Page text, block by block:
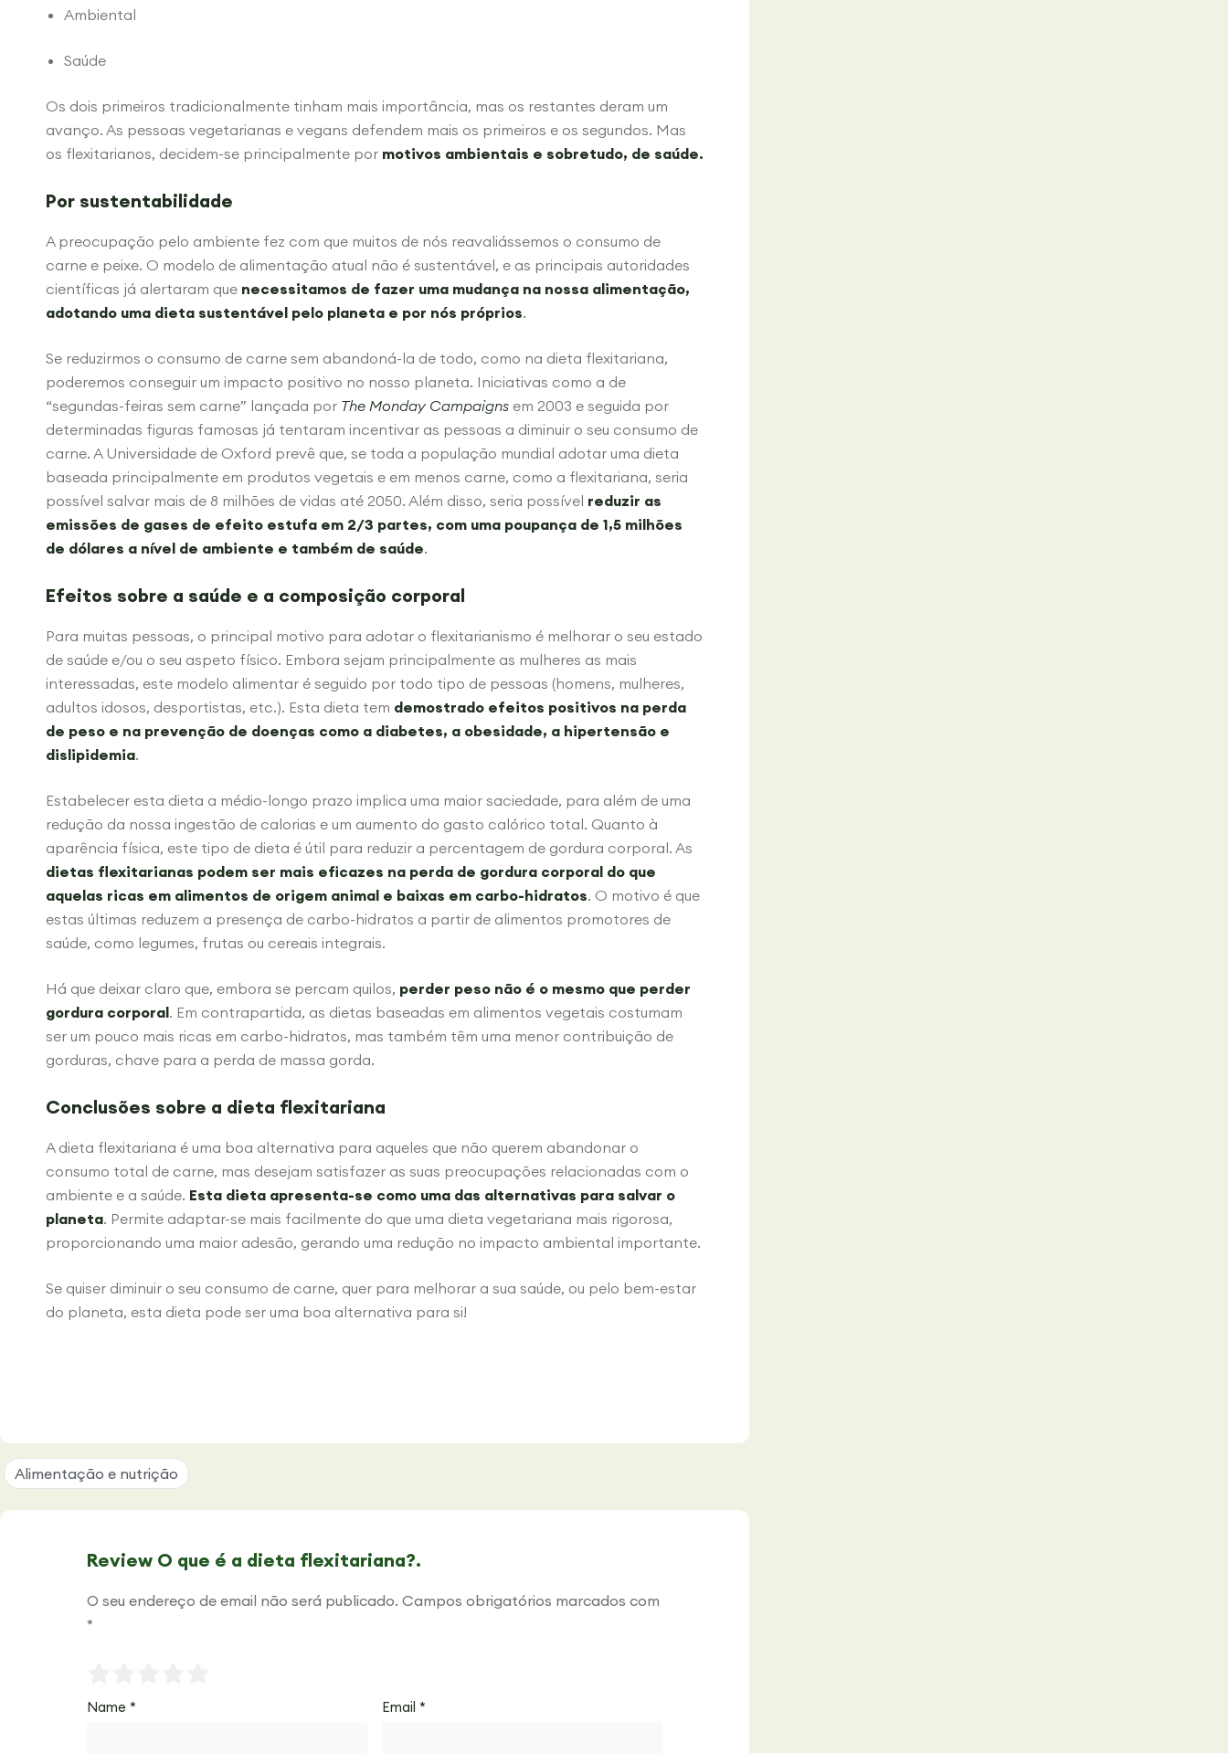
Ambiental
Saúde
Os dois primeiros tradicionalmente tinham mais importância, mas os restantes deram um
avanço. As pessoas vegetarianas e vegans defendem mais os primeiros e os segundos. Mas
os flexitarianos, decidem-se principalmente por motivos ambientais e sobretudo, de saúde.
Por sustentabilidade
A preocupação pelo ambiente fez com que muitos de nós reavaliássemos o consumo de
carne e peixe. O modelo de alimentação atual não é sustentável, e as principais autoridades
científicas já alertaram que necessitamos de fazer uma mudança na nossa alimentação,
adotando uma dieta sustentável pelo planeta e por nós próprios.
Se reduzirmos o consumo de carne sem abandoná-la de todo, como na dieta flexitariana,
poderemos conseguir um impacto positivo no nosso planeta. Iniciativas como a de
“segundas-feiras sem carne” lançada por The Monday Campaigns em 2003 e seguida por
determinadas figuras famosas já tentaram incentivar as pessoas a diminuir o seu consumo de
carne. A Universidade de Oxford prevê que, se toda a população mundial adotar uma dieta
baseada principalmente em produtos vegetais e em menos carne, como a flexitariana, seria
possível salvar mais de 8 milhões de vidas até 2050. Além disso, seria possível reduzir as
emissões de gases de efeito estufa em 2/3 partes, com uma poupança de 1,5 milhões
de dólares a nível de ambiente e também de saúde.
Efeitos sobre a saúde e a composição corporal
Para muitas pessoas, o principal motivo para adotar o flexitarianismo é melhorar o seu estado
de saúde e/ou o seu aspeto físico. Embora sejam principalmente as mulheres as mais
interessadas, este modelo alimentar é seguido por todo tipo de pessoas (homens, mulheres,
adultos idosos, desportistas, etc.). Esta dieta tem demostrado efeitos positivos na perda
de peso e na prevenção de doenças como a diabetes, a obesidade, a hipertensão e
dislipidemia.
Estabelecer esta dieta a médio-longo prazo implica uma maior saciedade, para além de uma
redução da nossa ingestão de calorias e um aumento do gasto calórico total. Quanto à
aparência física, este tipo de dieta é útil para reduzir a percentagem de gordura corporal. As
dietas flexitarianas podem ser mais eficazes na perda de gordura corporal do que
aquelas ricas em alimentos de origem animal e baixas em carbo-hidratos. O motivo é que
estas últimas reduzem a presença de carbo-hidratos a partir de alimentos promotores de
saúde, como legumes, frutas ou cereais integrais.
Há que deixar claro que, embora se percam quilos, perder peso não é o mesmo que perder
gordura corporal. Em contrapartida, as dietas baseadas em alimentos vegetais costumam
ser um pouco mais ricas em carbo-hidratos, mas também têm uma menor contribuição de
gorduras, chave para a perda de massa gorda.
Conclusões sobre a dieta flexitariana
A dieta flexitariana é uma boa alternativa para aqueles que não querem abandonar o
consumo total de carne, mas desejam satisfazer as suas preocupações relacionadas com o
ambiente e a saúde. Esta dieta apresenta-se como uma das alternativas para salvar o
planeta. Permite adaptar-se mais facilmente do que uma dieta vegetariana mais rigorosa,
proporcionando uma maior adesão, gerando uma redução no impacto ambiental importante.
Se quiser diminuir o seu consumo de carne, quer para melhorar a sua saúde, ou pelo bem-estar
do planeta, esta dieta pode ser uma boa alternativa para si!
Alimentação e nutrição
Review O que é a dieta flexitariana?.
O seu endereço de email não será publicado. Campos obrigatórios marcados com
*
Name * Email *